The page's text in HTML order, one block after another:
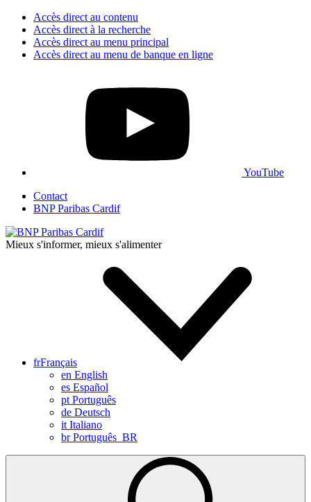
Accès direct au contenu
Accès direct à la recherche
Accès direct au menu principal
Accès direct au menu de banque en ligne
YouTube
Contact
BNP Paribas Cardif
Mieux s'informer, mieux s'alimenter
frFrançais
en English
es Español
pt Português
de Deutsch
it Italiano
brPortuguês_BR